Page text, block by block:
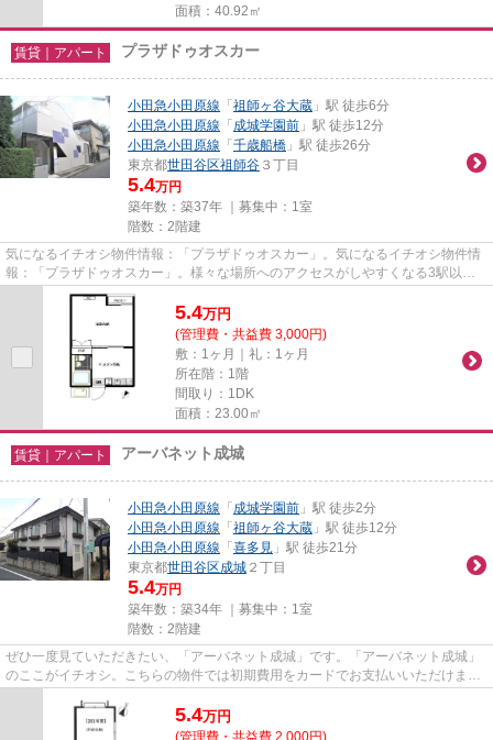
面積：40.92㎡
賃貸｜アパート プラザドゥオスカー
小田急小田原線 「祖師ヶ谷大蔵 」駅 徒歩6分
小田急小田原線 「成城学園前 」駅 徒歩12分
小田急小田原線 「千歳船橋 」駅 徒歩26分
東京都世田谷区祖師谷 ３丁目
5.4万円
築年数：築37年 ｜募集中： 1室
階数：2階建
気になるイチオシ物件情報：「プラザドゥオスカー」。気になるイチオシ物件情
報：「プラザドゥオスカー」。様々な場所へのアクセスがしやすくなる3駅以上
利用可の物件です。敷地内にご...
5.4万円
(管理費・共益費 3,000円)
敷：1ヶ月｜礼：1ヶ月
所在階：1階
間取り：1DK
面積：23.00㎡
賃貸｜アパート アーバネット成城
小田急小田原線 「成城学園前 」駅 徒歩2分
小田急小田原線 「祖師ヶ谷大蔵 」駅 徒歩12分
小田急小田原線 「喜多見 」駅 徒歩21分
東京都世田谷区成城 ２丁目
5.4万円
築年数：築34年 ｜募集中： 1室
階数：2階建
ぜひ一度見ていただきたい、「アーバネット成城」です。「アーバネット成城」
のここがイチオシ。こちらの物件では初期費用をカードでお支払いいただけま
す。近くに駅が3つあるため、用...
5.4万円
(管理費・共益費 2,000円)